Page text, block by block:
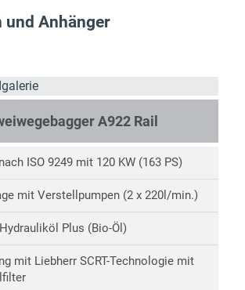
und Anhänger
A922 Rail
ISO 9249 mit 120 KW (163 PS)
mit Verstellpumpen (2 x 220l/min.)
Plus (Bio-Öl)
mit Liebherr SCRT-Technologie mit